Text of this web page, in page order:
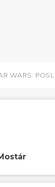
WARS: